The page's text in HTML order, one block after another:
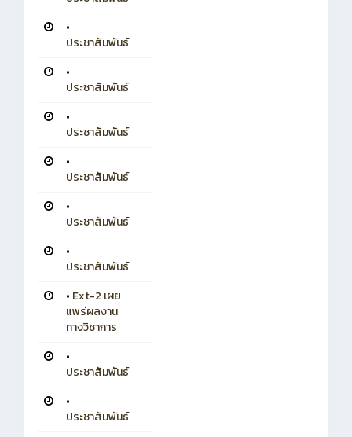
•
ประชาสัมพันธ์
•
ประชาสัมพันธ์
•
ประชาสัมพันธ์
•
ประชาสัมพันธ์
•
ประชาสัมพันธ์
•
ประชาสัมพันธ์
• Ext-2 เผย
แพร่ผลงาน
ทางวิชาการ
•
ประชาสัมพันธ์
•
ประชาสัมพันธ์